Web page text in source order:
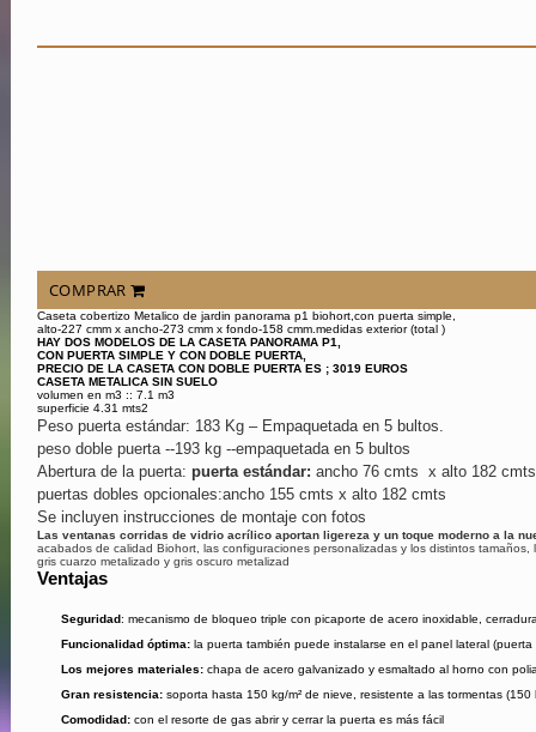
COMPRAR
Caseta cobertizo Metalico de jardin panorama p1 biohort,con puerta simple,
alto-227 cmm x ancho-273 cmm x fondo-158 cmm.medidas exterior (total )
HAY DOS MODELOS DE LA CASETA PANORAMA P1,
CON PUERTA SIMPLE Y CON DOBLE PUERTA,
PRECIO DE LA CASETA CON DOBLE PUERTA ES ; 3019 EUROS
CASETA METALICA SIN SUELO
volumen en m3 :: 7.1 m3
superficie 4.31 mts2
Peso puerta estándar: 183 Kg – Empaquetada en 5 bultos.
peso doble puerta --193 kg --empaquetada en 5 bultos
Abertura de la puerta: puerta estándar: ancho 76 cmts x alto 182
puertas dobles opcionales:ancho 155 cmts x alto 182 cmts
Se incluyen instrucciones de montaje con fotos
Las ventanas corridas de vidrio acrílico aportan ligereza y un toque moderno a la
acabados de calidad Biohort, las configuraciones personalizadas y los distintos tamaños,
gris cuarzo metalizado y gris oscuro metalizad
Ventajas
Seguridad: mecanismo de bloqueo triple con picaporte de acero inoxidable,
Funcionalidad óptima:la puerta también puede instalarse en el panel lateral
Los mejores materiales: chapa de acero galvanizado y esmaltado al horno con
Gran resistencia:soporta hasta 150 kg/m² de nieve, resistente a las tormentas
Comodidad:con el resorte de gas abrir y cerrar la puerta es más fácil